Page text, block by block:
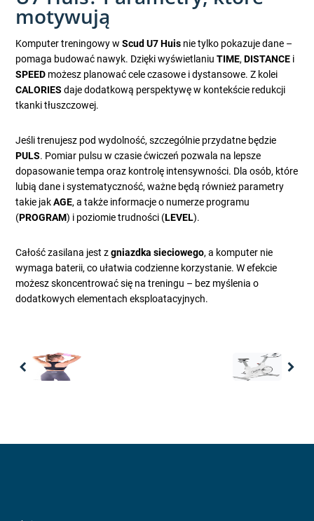
motywują
Komputer treningowy wScud U7 Huis nie tylko pokazuje dane –
pomaga budować nawyk. Dzięki wyświetlaniuTIME,DISTANCE i
SPEED możesz planować cele czasowe i dystansowe. Z kolei
CALORIES daje dodatkową perspektywę w kontekście redukcji
tkanki tłuszczowej.
Jeśli trenujesz pod wydolność, szczególnie przydatne będzie
PULS. Pomiar pulsu w czasie ćwiczeń pozwala na lepsze
dopasowanie tempa oraz kontrolę intensywności. Dla osób, które
lubią dane i systematyczność, ważne będą również parametry
takie jakAGE, a także informacje o numerze programu
(PROGRAM) i poziomie trudności (LEVEL).
Całość zasilana jest zgniazdka sieciowego, a komputer nie
wymaga baterii, co ułatwia codzienne korzystanie. W efekcie
możesz skoncentrować się na treningu – bez myślenia o
dodatkowych elementach eksploatacyjnych.